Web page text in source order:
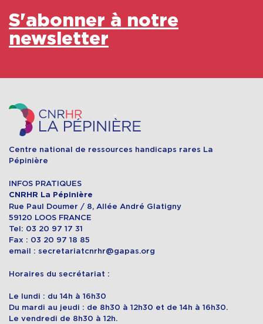
S'abonner à notre
newsletter
Centre national de ressources handicaps rares La
Pépinière
INFOS PRATIQUES
CNRHR La Pépinière
Rue Paul Doumer / 8, Allée André Glatigny
59120 LOOS FRANCE
Tel: 03 20 97 17 31
Fax : 03 20 97 18 85
email : secretariatcnrhr@gapas.org
Horaires du secrétariat :
Le lundi : du 14h à 16h30
Du mardi au jeudi : de 8h30 à 12h30 et de 14h à 16h30.
Le vendredi de 8h30 à 12h.